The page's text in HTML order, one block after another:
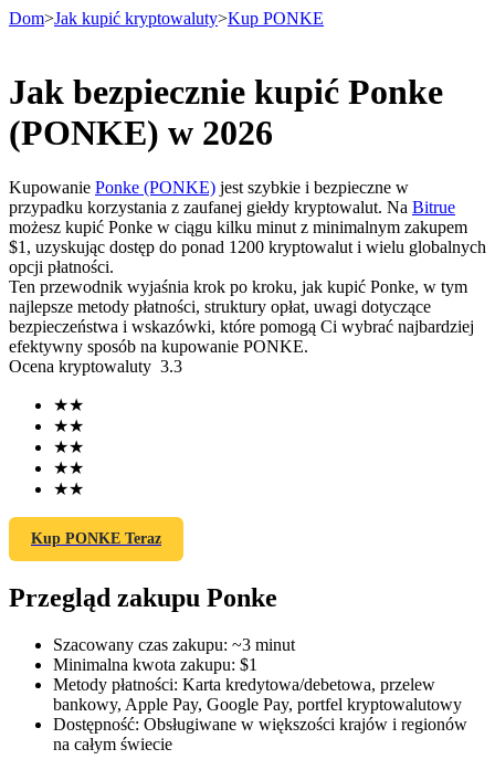
Kontrakty terminowe
Kontrakty terminowe na USDT
Kontrakty futures wykorzystujące USDT jako zabezpieczenie
Kontrakty terminowe COIN-M
TradFi
Instrumenty pochodne na akcje, forex, metale szlachetne i
Dom>Jak kupić kryptowaluty>Kup PONKE
Jak bezpiecznie kupić Ponke
(PONKE) w 2026
Kupowanie Ponke (PONKE) jest szybkie i bezpieczne w
przypadku korzystania z zaufanej giełdy kryptowalut. Na Bitrue
możesz kupić Ponke w ciągu kilku minut z minimalnym zakupem
$1, uzyskując dostęp do ponad 1200 kryptowalut i wielu globalnych
opcji płatności.
Ten przewodnik wyjaśnia krok po kroku, jak kupić Ponke, w tym
najlepsze metody płatności, struktury opłat, uwagi dotyczące
bezpieczeństwa i wskazówki, które pomogą Ci wybrać najbardziej
efektywny sposób na kupowanie PONKE.
Ocena kryptowaluty 3.3
★★
★★
★★
★★
★★
Kup PONKE Teraz
Przegląd zakupu Ponke
Szacowany czas zakupu: ~3 minut
Minimalna kwota zakupu: $1
Metody płatności: Karta kredytowa/debetowa, przelew
bankowy, Apple Pay, Google Pay, portfel kryptowalutowy
Dostępność: Obsługiwane w większości krajów i regionów
na całym świecie